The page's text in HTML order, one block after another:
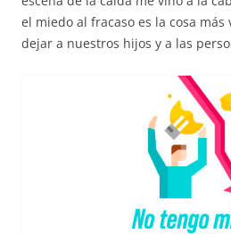
el miedo al fracaso es la cosa más
dejar a nuestros hijos y a las